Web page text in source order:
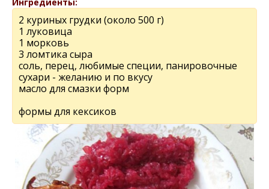
2 куриных грудки (около 500 г)
1 луковица
1 морковь
3 ломтика сыра
соль, перец, любимые специи, панировочные
сухари - желанию и по вкусу
масло для смазки форм
формы для кексиков